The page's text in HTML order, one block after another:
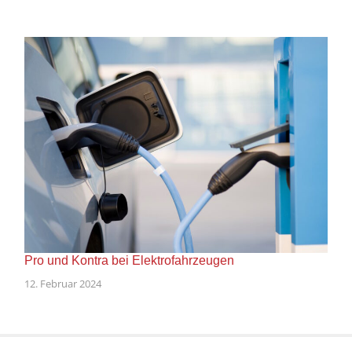
Pro und Kontra bei Elektrofahrzeugen
12. Februar 2024